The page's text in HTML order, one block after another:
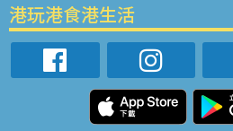
港玩港食港生活